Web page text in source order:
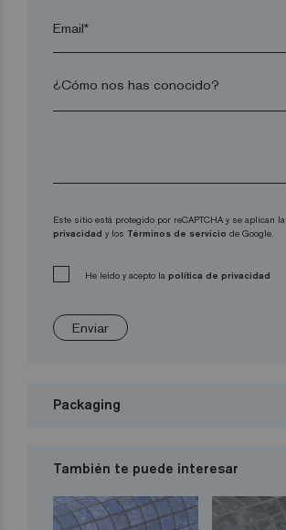
Email*
Este sitio está protegido por reCAPTCHA y se aplican la
privacidad y los Términos de servicio de Google.
He leído y acepto la política de privacidad
Enviar
Packaging
También te puede interesar